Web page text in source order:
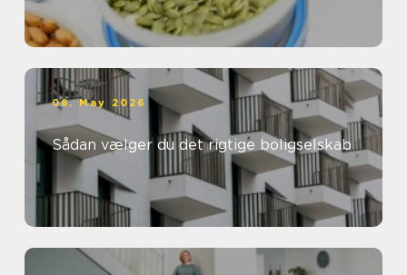
08. May 2026
Sådan vælger du det rigtige boligselskab